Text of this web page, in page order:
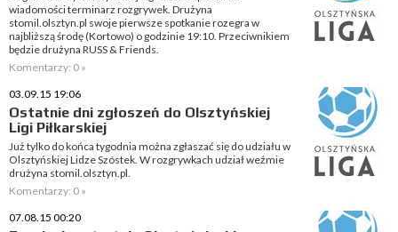
wiadomości terminarz rozgrywek. Drużyna
stomil.olsztyn.pl swoje pierwsze spotkanie rozegra w
najbliższą środę (Kortowo) o godzinie 19:10. Przeciwnikiem
będzie drużyna RUSS & Friends.
Komentarzy: 0 »
03.09.15 19:06
Ostatnie dni zgłoszeń do Olsztyńskiej
Ligi Piłkarskiej
Już tylko do końca tygodnia można zgłaszać się do udziału w
Olsztyńskiej Lidze Szóstek. W rozgrywkach udział weźmie
drużyna stomil.olsztyn.pl.
Komentarzy: 0 »
07.08.15 00:20